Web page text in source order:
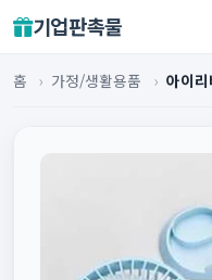
기업판촉물
홈 › 가정/생활용품 › 아이